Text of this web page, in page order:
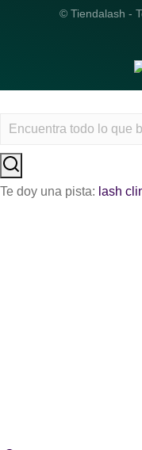
© Tiendalash -
Te doy una pista: lash